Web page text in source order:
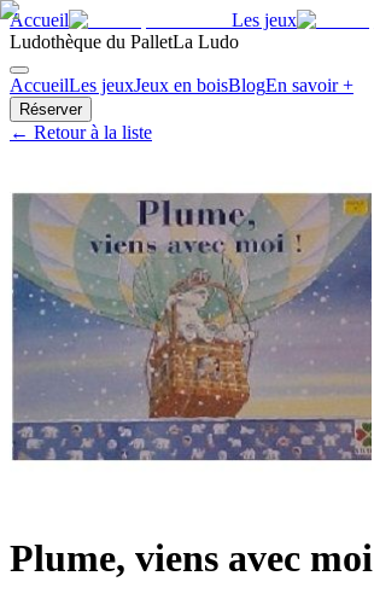
Accueil Les jeux
Ludothèque du PalletLa Ludo
AccueilLes jeuxJeux en boisBlogEn savoir +
Réserver
← Retour à la liste
Plume, viens avec moi